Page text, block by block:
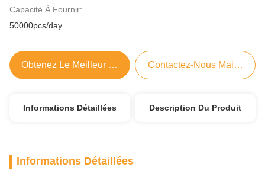
Capacité À Fournir:
50000pcs/day
Obtenez Le Meilleur Prix Contactez-Nous Maintenant
Informations Détaillées Description Du Produit
Informations Détaillées